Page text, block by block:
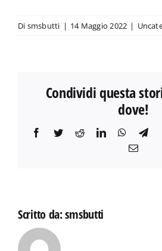
Di smsbutti | 14 Maggio 2022 |
Condividi questa
dove!
Facebook
TwitterRedditLinkedIn
Email
Scritto da:smsbutti